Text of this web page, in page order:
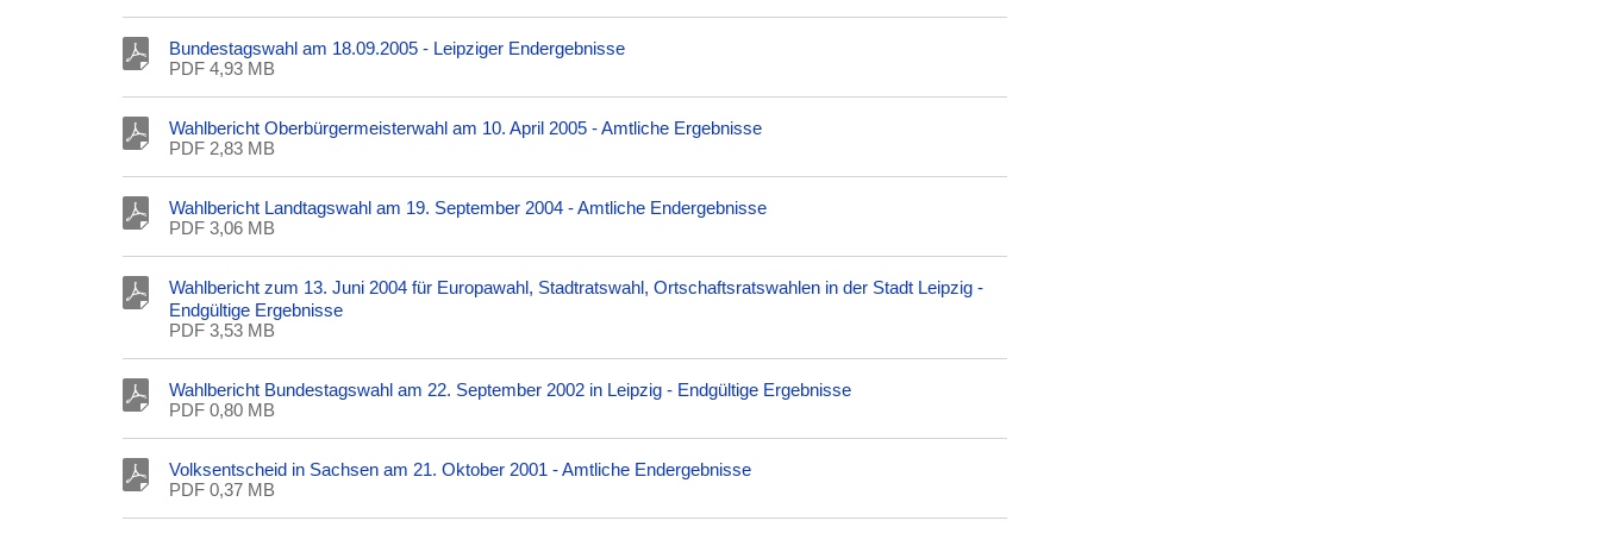
Bundestagswahl am 18.09.2005 - Leipziger Endergebnisse
PDF 4,93 MB
Wahlbericht Oberbürgermeisterwahl am 10. April 2005 - Amtliche Ergebnisse
PDF 2,83 MB
Wahlbericht Landtagswahl am 19. September 2004 - Amtliche Endergebnisse
PDF 3,06 MB
Wahlbericht zum 13. Juni 2004 für Europawahl, Stadtratswahl, Ortschaftsratswahlen in der Stadt Leipzig -
Endgültige Ergebnisse
PDF 3,53 MB
Wahlbericht Bundestagswahl am 22. September 2002 in Leipzig - Endgültige Ergebnisse
PDF 0,80 MB
Volksentscheid in Sachsen am 21. Oktober 2001 - Amtliche Endergebnisse
PDF 0,37 MB